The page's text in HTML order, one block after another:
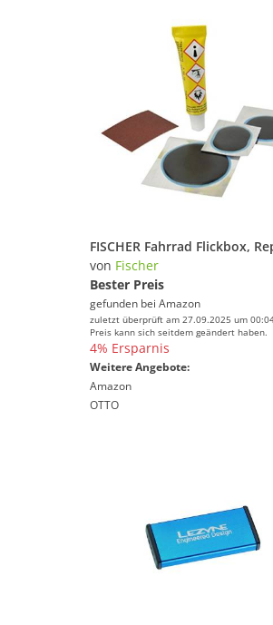
von Fischer
Bester Preis
gefunden bei Amazon
zuletzt überprüft am 27.09.2025 um
Preis kann sich seitdem geändert haben.
4% Ersparnis
Weitere Angebote:
Amazon
OTTO